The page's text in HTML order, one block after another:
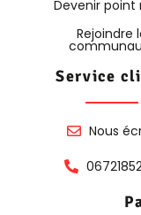
Devenir point
Rejoindre
Service
Nous